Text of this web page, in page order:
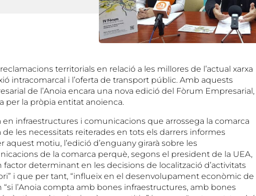
territorials en relació a les millores de l’actual xarxa
intracomarcal i l’oferta de transport públic. Amb aquests
de l’Anoia encara una nova edició del Fòrum Empresarial,
per la pròpia entitat anoienca.
en infraestructures i comunicacions que arrossega la comarca
de les necessitats reiterades en tots els darrers informes
aquest motiu, l’edició d’enguany girarà sobre les
de la comarca perquè, segons el president de la UEA,
factor determinant en les decisions de localització d’activitats
i que per tant, “influeix en el desenvolupament econòmic de
“si l’Anoia compta amb bones infraestructures, amb bones